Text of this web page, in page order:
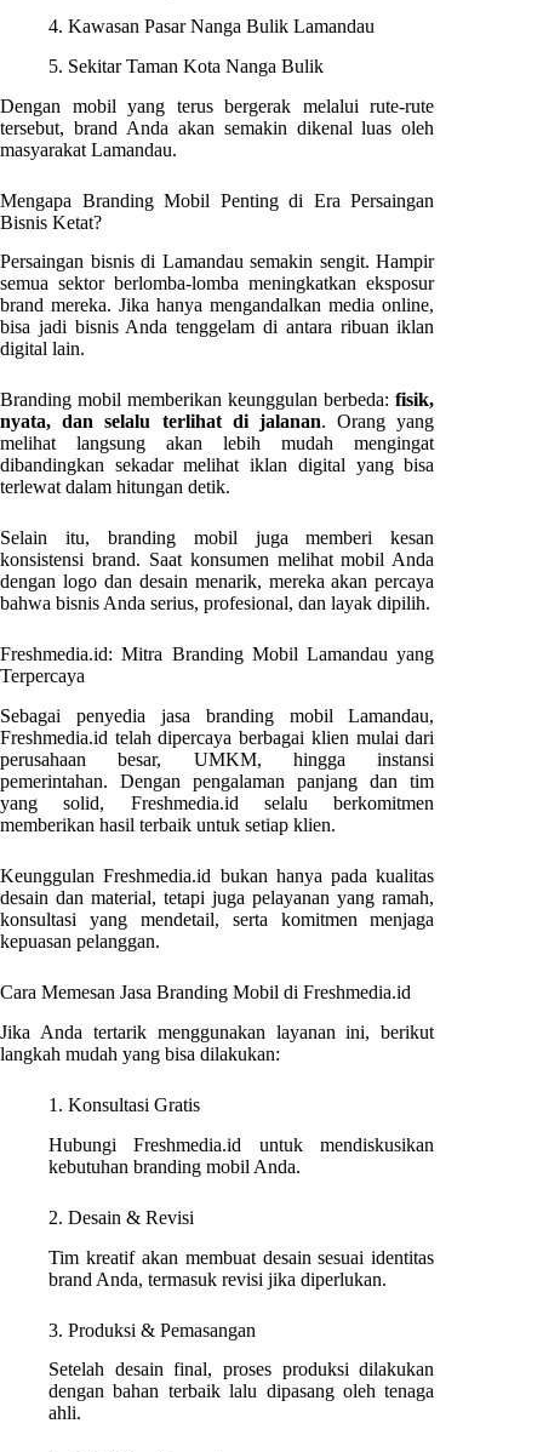
4. Kawasan Pasar Nanga Bulik Lamandau
5. Sekitar Taman Kota Nanga Bulik
Dengan mobil yang terus bergerak melalui rute-rute
tersebut, brand Anda akan semakin dikenal luas oleh
masyarakat Lamandau.
Mengapa Branding Mobil Penting di Era Persaingan
Bisnis Ketat?
Persaingan bisnis di Lamandau semakin sengit. Hampir
semua sektor berlomba-lomba meningkatkan eksposur
brand mereka. Jika hanya mengandalkan media online,
bisa jadi bisnis Anda tenggelam di antara ribuan iklan
digital lain.
Branding mobil memberikan keunggulan berbeda:fisik,
nyata, dan selalu terlihat di jalanan. Orang yang
melihat langsung akan lebih mudah mengingat
dibandingkan sekadar melihat iklan digital yang bisa
terlewat dalam hitungan detik.
Selain itu, branding mobil juga memberi kesan
konsistensi brand. Saat konsumen melihat mobil Anda
dengan logo dan desain menarik, mereka akan percaya
bahwa bisnis Anda serius, profesional, dan layak dipilih.
Freshmedia.id: Mitra Branding Mobil Lamandau yang
Terpercaya
Sebagai penyedia jasa branding mobil Lamandau,
Freshmedia.id telah dipercaya berbagai klien mulai dari
perusahaan besar, UMKM, hingga instansi
pemerintahan. Dengan pengalaman panjang dan tim
yang solid, Freshmedia.id selalu berkomitmen
memberikan hasil terbaik untuk setiap klien.
Keunggulan Freshmedia.id bukan hanya pada kualitas
desain dan material, tetapi juga pelayanan yang ramah,
konsultasi yang mendetail, serta komitmen menjaga
kepuasan pelanggan.
Cara Memesan Jasa Branding Mobil di Freshmedia.id
Jika Anda tertarik menggunakan layanan ini, berikut
langkah mudah yang bisa dilakukan:
1. Konsultasi Gratis
Hubungi Freshmedia.id untuk mendiskusikan
kebutuhan branding mobil Anda.
2. Desain & Revisi
Tim kreatif akan membuat desain sesuai identitas
brand Anda, termasuk revisi jika diperlukan.
3. Produksi & Pemasangan
Setelah desain final, proses produksi dilakukan
dengan bahan terbaik lalu dipasang oleh tenaga
ahli.